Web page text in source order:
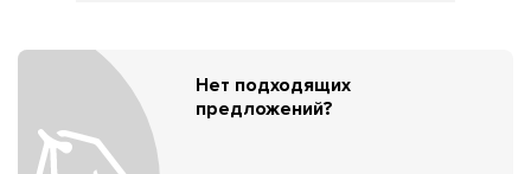
Нет подходящих
предложений?